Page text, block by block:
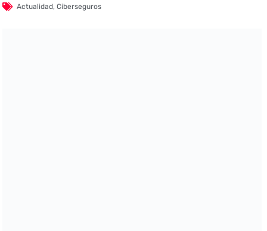
Actualidad,Ciberseguros